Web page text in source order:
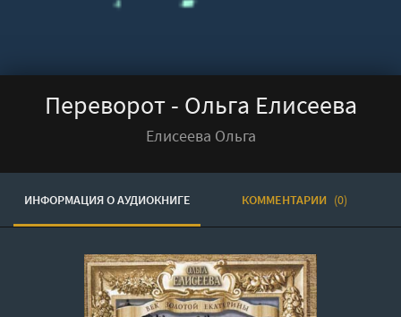
Переворот - Ольга Елисеева
Елисеева Ольга
ИНФОРМАЦИЯ О АУДИОКНИГЕ КОММЕНТАРИИ (0)